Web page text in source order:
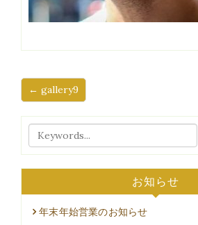
← gallery9
お知らせ
年末年始営業のお知らせ